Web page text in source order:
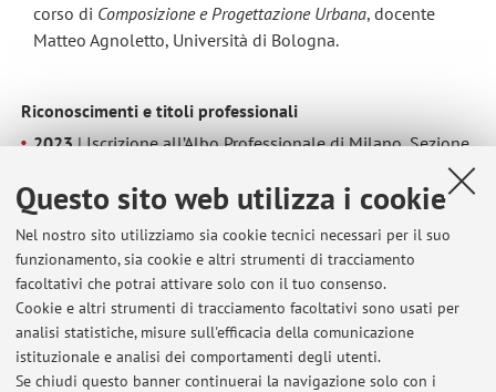
Questo sito web utilizza i cookie
Nel nostro sito utilizziamo sia cookie tecnici necessari per il suo
funzionamento, sia cookie e altri strumenti di tracciamento
facoltativi che potrai attivare solo con il tuo consenso.
Cookie e altri strumenti di tracciamento facoltativi sono usati per
analisi statistiche, misure sull'efficacia della comunicazione
istituzionale e analisi dei comportamenti degli utenti.
Se chiudi questo banner continuerai la navigazione solo con i
corso di Composizione e Progettazione Urbana, docente
Matteo Agnoletto, Università di Bologna.
Riconoscimenti e titoli professionali
2023| Iscrizione all’Albo Professionale di Milano, Sezione
Competenze linguistiche
Italiano | Madrelingua
Inglese | Livello C1
Sinhala| Livello B2
Spagnolo| Livello A2
Francese| Livello A2